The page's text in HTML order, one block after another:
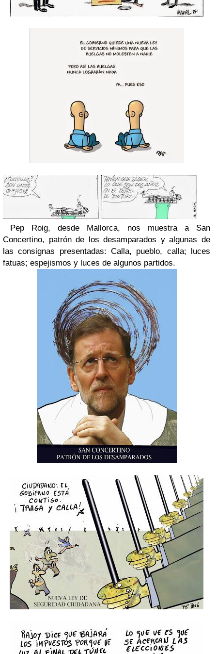
Pep Roig, desde Mallorca, nos muestra a San
Concertino, patrón de los desamparados y algunas de
las consignas presentadas: Calla, pueblo, calla; luces
fatuas; espejismos y luces de algunos partidos.